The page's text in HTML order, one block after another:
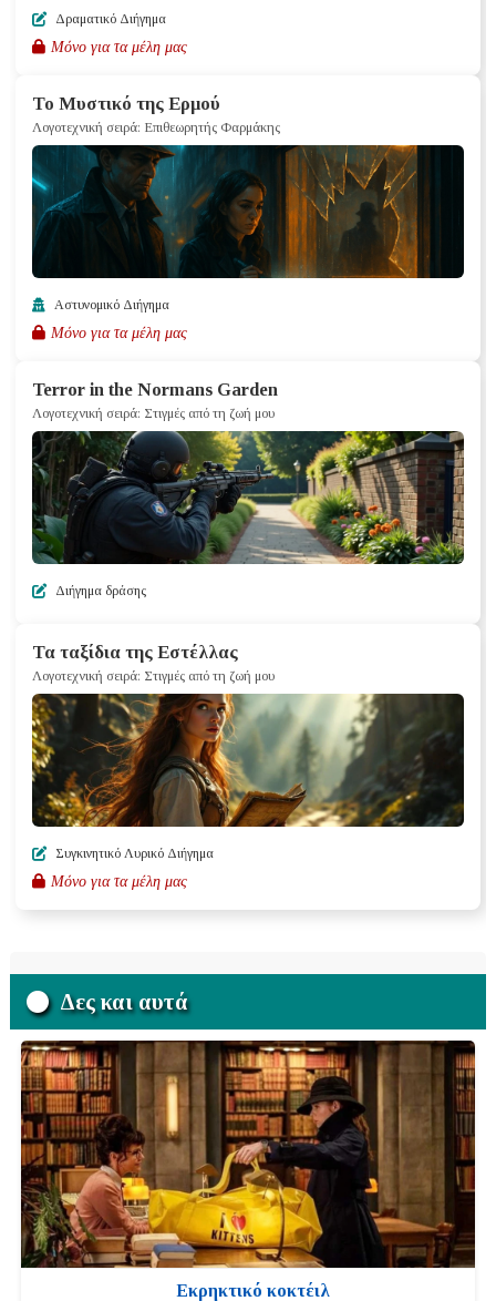
Δραματικό Διήγημα
Μόνο για τα μέλη μας
Το Μυστικό της Ερμού
Λογοτεχνική σειρά: Επιθεωρητής Φαρμάκης
Αστυνομικό Διήγημα
Μόνο για τα μέλη μας
Terror in the Normans Garden
Λογοτεχνική σειρά: Στιγμές από τη ζωή μου
Διήγημα δράσης
Τα ταξίδια της Εστέλλας
Λογοτεχνική σειρά: Στιγμές από τη ζωή μου
Συγκινητικό Λυρικό Διήγημα
Μόνο για τα μέλη μας
Δες και αυτά
Εκρηκτικό κοκτέιλ